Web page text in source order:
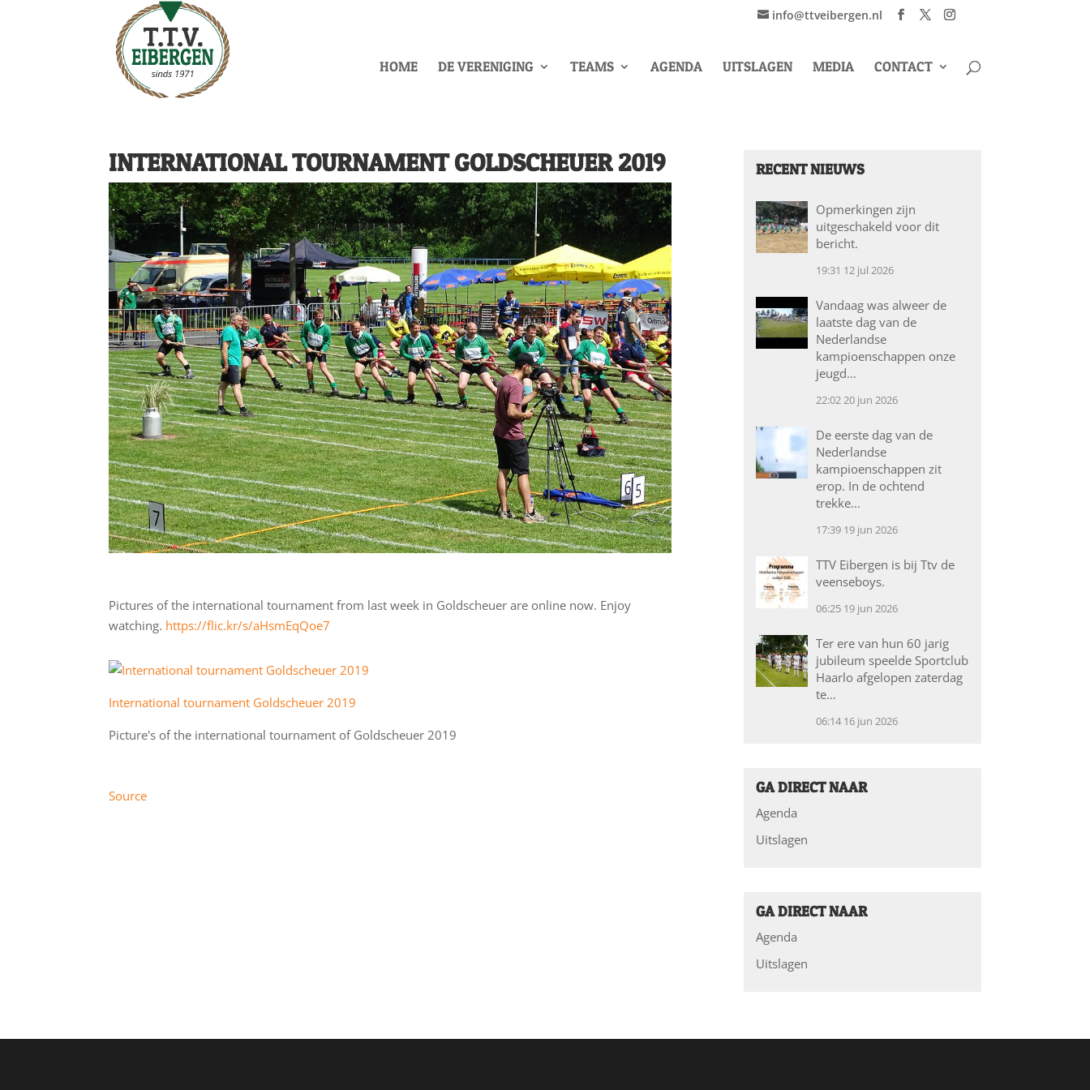
info@ttveibergen.nl
HOME DE VERENIGING TEAMS AGENDA UITSLAGEN MEDIA CONTACT
INTERNATIONAL TOURNAMENT GOLDSCHEUER 2019
Pictures of the international tournament from last week in Goldscheuer are online now. Enjoy
watching. https://flic.kr/s/aHsmEqQoe7
International tournament Goldscheuer 2019
Picture's of the international tournament of Goldscheuer 2019
Source
RECENT NIEUWS
Opmerkingen zijn
uitgeschakeld voor dit
bericht.
19:31 12 jul 2026
Vandaag was alweer de
laatste dag van de
Nederlandse
kampioenschappen onze
jeugd…
22:0220 jun 2026
De eerste dag van de
Nederlandse
kampioenschappen zit
erop. In de ochtend
trekke…
17:39 19 jun 2026
TTV Eibergen is bij Ttv de
veenseboys.
06:25 19 jun 2026
Ter ere van hun 60 jarig
jubileum speelde Sportclub
Haarlo afgelopen zaterdag
te…
06:14 16 jun 2026
GA DIRECT NAAR
Agenda
Uitslagen
GA DIRECT NAAR
Agenda
Uitslagen